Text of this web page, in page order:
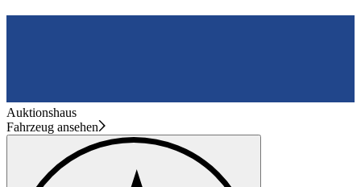
Auktionshaus
Fahrzeug ansehen